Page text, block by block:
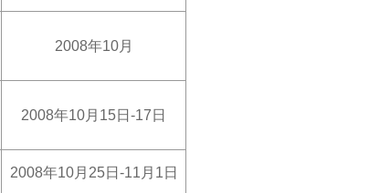
2008年10月
2008年10月15日-17日
2008年10月25日-11月1日